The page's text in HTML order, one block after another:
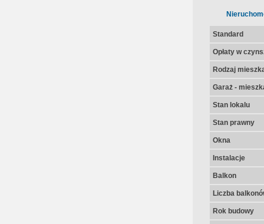
Standard
Opłaty w
Rodzaj
Garaż -
Stan lokalu
Stan prawny
Okna
Instalacje
Balkon
Liczba
Rok budowy